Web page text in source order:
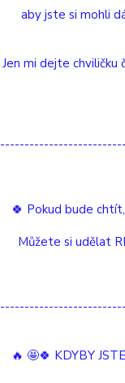
Nejnovější
aby jste si mohli
Jen mi dejte
🍀 Pokud bude
Můžete si udělat
🔥 🤩🍀 KDYBY